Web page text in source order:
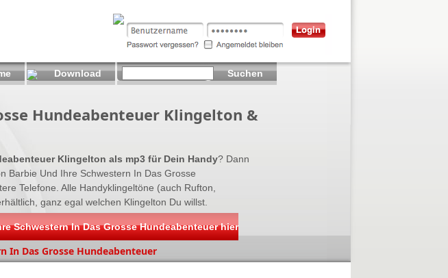
Hundeabenteuer Klingelton &
Klingelton als mp3 für Dein Handy? Dann
Barbie Und Ihre Schwestern In Das Grosse
Telefone. Alle Handyklingeltöne (auch Rufton,
ganz egal welchen Klingelton Du willst.
Schwestern In Das Grosse Hundeabenteuer hier
In Das Grosse Hundeabenteuer
Download Suchen